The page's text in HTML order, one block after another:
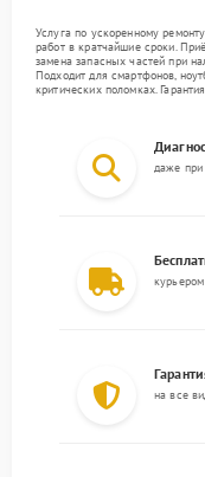
Услуга по ускоренному
работ в кратчайшие сроки.
замена запасных частей при
Подходит для смартфонов,
критических поломках.
даже при
на все